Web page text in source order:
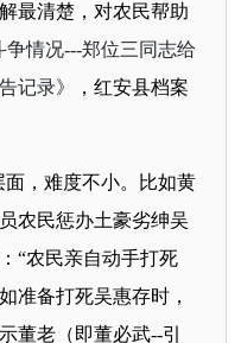
最清楚，对农民帮助
争情况---郑位三同志给
记录》
，红安县档案
，难度不小。比如黄
农民惩办土豪劣绅吴
“农民亲自动手打死
准备打死吴惠存时，
董老（即董必武--引